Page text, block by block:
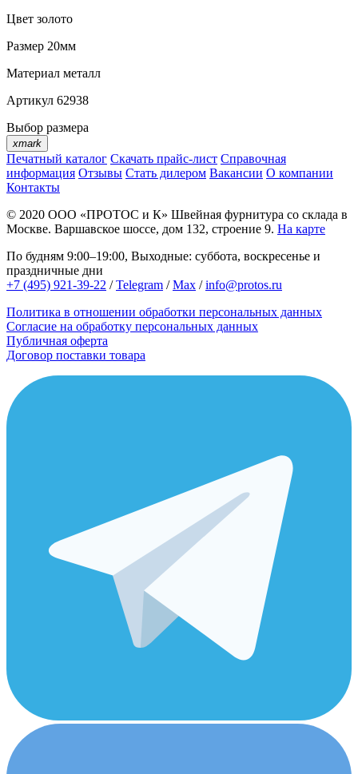
Цвет золото
Размер 20мм
Материал металл
Артикул 62938
Выбор размера
xmark
Печатный каталог Скачать прайс-лист Справочная
информация Отзывы Стать дилером Вакансии О компании
Контакты
© 2020 ООО «ПРОТОС и К» Швейная фурнитура со склада в
Москве. Варшавское шоссе, дом 132, строение 9. На карте
По будням 9:00–19:00, Выходные: суббота, воскресенье и
праздничные дни
+7 (495) 921-39-22 /Telegram /Max /info@protos.ru
Политика в отношении обработки персональных данных
Согласие на обработку персональных данных
Публичная оферта
Договор поставки товара